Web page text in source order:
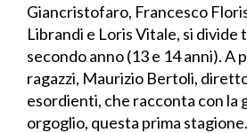
Giancristofaro, Francesco
Librandi e Loris Vitale, si divide
secondo anno (13 e 14 anni). A
ragazzi, Maurizio Bertoli,
esordienti, che racconta con la
orgoglio, questa prima